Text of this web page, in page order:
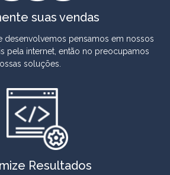
suas vendas
desenvolvemos pensamos em nossos
pela internet, então no preocupamos
soluções.
Resultados